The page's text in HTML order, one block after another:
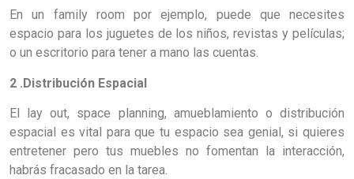
En un family room por ejemplo, puede que necesites
espacio para los juguetes de los niños, revistas y películas;
o un escritorio para tener a mano las cuentas.
2 .Distribución Espacial
El lay out, space planning, amueblamiento o distribución
espacial es vital para que tu espacio sea genial, si quieres
entretener pero tus muebles no fomentan la interacción,
habrás fracasado en la tarea.